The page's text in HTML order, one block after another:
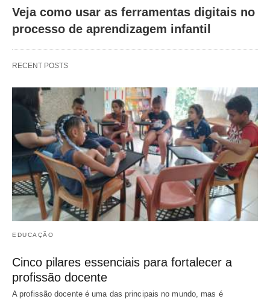
Veja como usar as ferramentas digitais no
processo de aprendizagem infantil
RECENT POSTS
EDUCAÇÃO
Cinco pilares essenciais para fortalecer a
profissão docente
A profissão docente é uma das principais no mundo, mas é